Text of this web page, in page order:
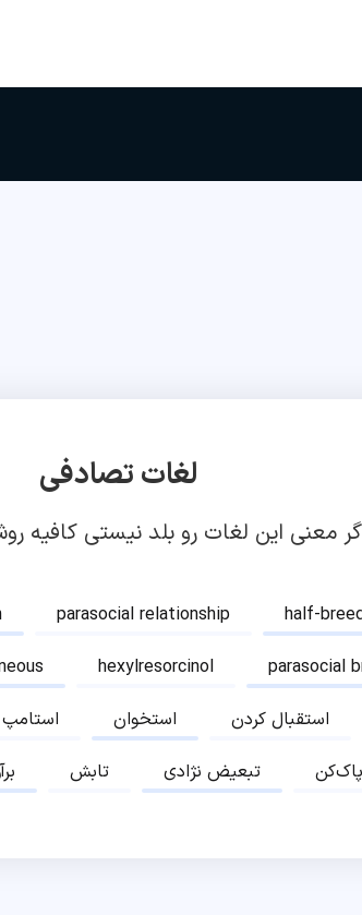
لغات تصادفی
معنی این لغات رو بلد نیستی کافیه
parasocial relationship
half-
hexylresorcinol
parasocial
استامپ استخوان
استقبال کردن
تابش تبعیض نژادی